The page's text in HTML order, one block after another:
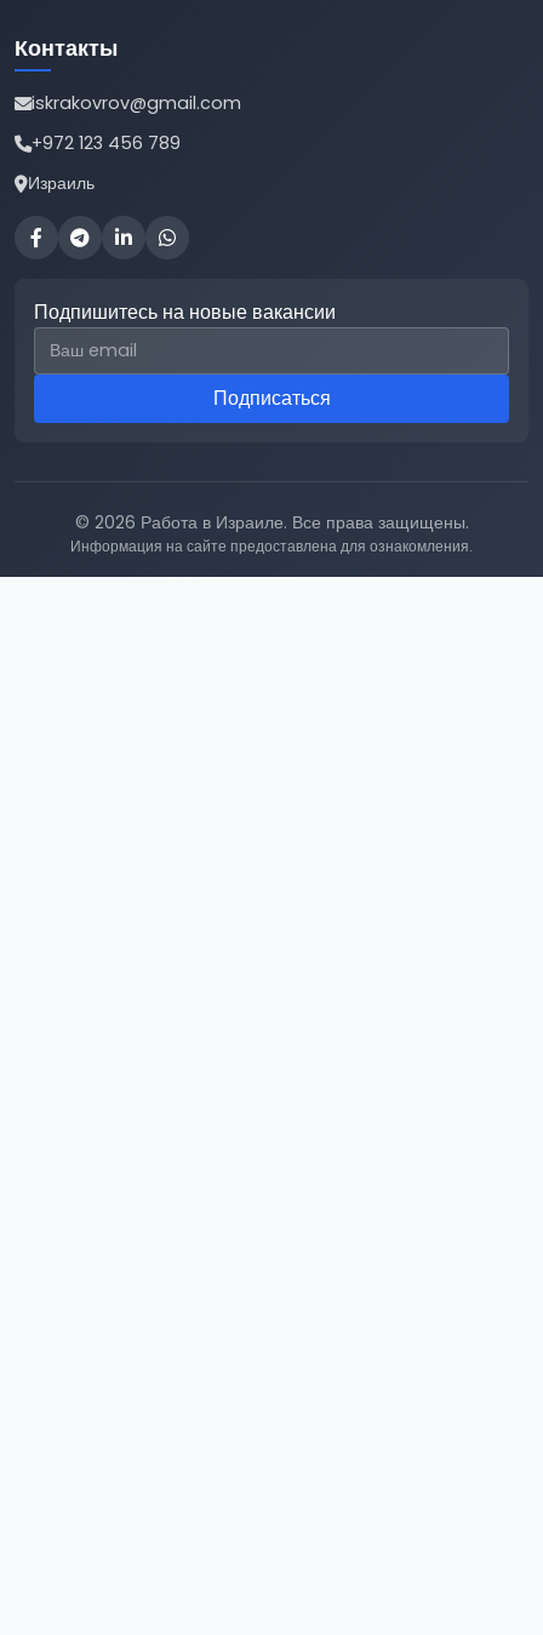
Контакты
iskrakovrov@gmail.com
+972 123 456 789
Израиль
Подпишитесь на новые вакансии
Email для подписки
Подписаться
© 2026 Работа в Израиле. Все права защищены.
Информация на сайте предоставлена для ознакомления.